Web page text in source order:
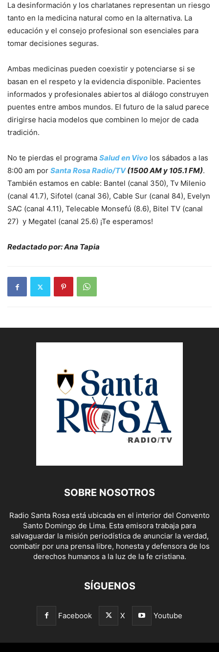
La desinformación y los charlatanes representan un riesgo
tanto en la medicina natural como en la alternativa. La
educación y el consejo profesional son esenciales para
tomar decisiones seguras.
Ambas medicinas pueden coexistir y potenciarse si se
basan en el respeto y la evidencia disponible. Pacientes
informados y profesionales abiertos al diálogo construyen
puentes entre ambos mundos. El futuro de la salud parece
dirigirse hacia modelos que combinen lo mejor de cada
tradición.
No te pierdas el programa Salud en Vivo los sábados a las
8:00 am por Santa Rosa Radio/TV(1500 AM y 105.1 FM).
También estamos en cable: Bantel (canal 350), Tv Milenio
(canal 41.7), Sifotel (canal 36), Cable Sur (canal 84), Evelyn
SAC (canal 4.11), Telecable Monsefú (8.6), Bitel TV (canal
27) y Megatel (canal 25.6) ¡Te esperamos!
Redactado por: Ana Tapia
SOBRE NOSOTROS
Radio Santa Rosa está ubicada en el interior del Convento
Santo Domingo de Lima. Esta emisora trabaja para
salvaguardar la misión periodística de anunciar la verdad,
combatir por una prensa libre, honesta y defensora de los
derechos humanos a la luz de la fe cristiana.
SÍGUENOS
Facebook X Youtube